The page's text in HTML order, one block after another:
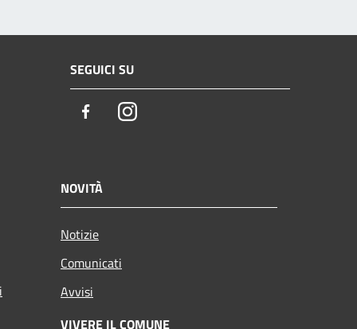
SEGUICI SU
FacebookInstagram
NOVITÀ
Notizie
Comunicati
Avvisi
VIVERE IL COMUNE